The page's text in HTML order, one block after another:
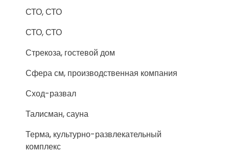
СТО, СТО
СТО, СТО
Стрекоза, гостевой дом
Сфера см, производственная компания
Сход-развал
Талисман, сауна
Терма, культурно-развлекательный
комплекс